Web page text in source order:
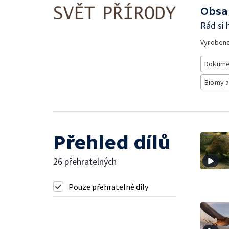
Rád si
Biomy
Přehled dílů
26 přehratelných
Pouze přehratelné díly